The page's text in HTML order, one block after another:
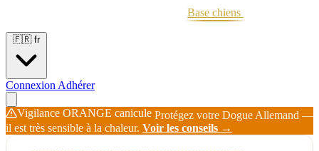
Base chiens
🇫🇷 fr
Connexion Adhérer
Vigilance ORANGE canicule Protégez votre Dogue Allemand —
il est très sensible à la chaleur. Voir les conseils →